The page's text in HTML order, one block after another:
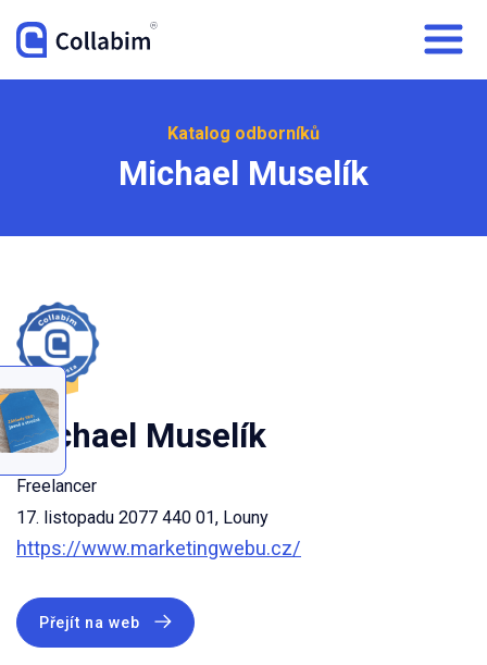
Katalog odborníků
Michael Muselík
Michael Muselík
Freelancer
17. listopadu 2077 440 01, Louny
https://www.marketingwebu.cz/
Přejít na web